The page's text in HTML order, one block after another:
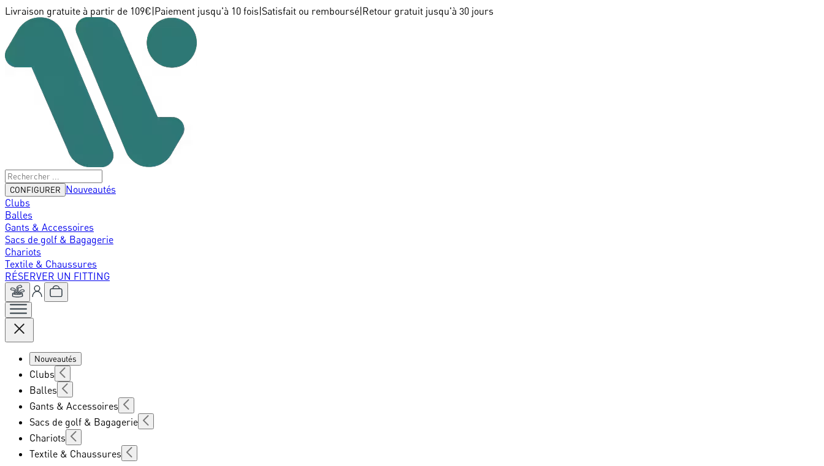
Livraison gratuite à partir de 109€ Paiement jusqu'à 10 fois Satisfait ou remboursé Retour gratuit jusqu'à 30 jours
CONFIGURER
Nouveautés
Clubs
Balles
Gants & Accessoires
Sacs de golf & Bagagerie
Chariots
Textile & Chaussures
RÉSERVER UN FITTING
Nouveautés
Clubs
Balles
Gants & Accessoires
Sacs de golf & Bagagerie
Chariots
Textile & Chaussures